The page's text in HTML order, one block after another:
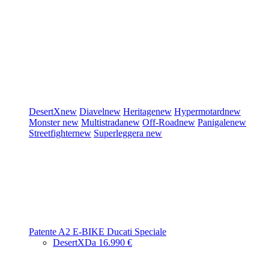
DesertXnew Diavelnew Heritagenew Hypermotardnew
Monsternew Multistradanew Off-Roadnew Panigalenew
Streetfighternew Superleggera new
Patente A2 E-BIKE Ducati Speciale
DesertXDa 16.990 €